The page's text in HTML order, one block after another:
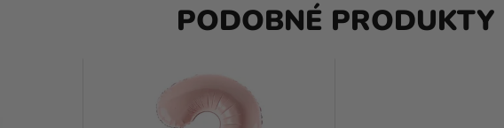
PODOBNÉ PRODUKTY